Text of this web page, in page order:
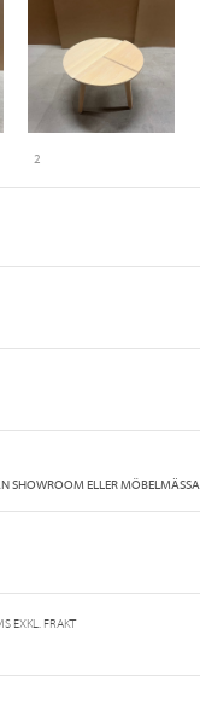
2
SHOWROOM ELLER MÖBELMÄSSA.
EXKL. FRAKT